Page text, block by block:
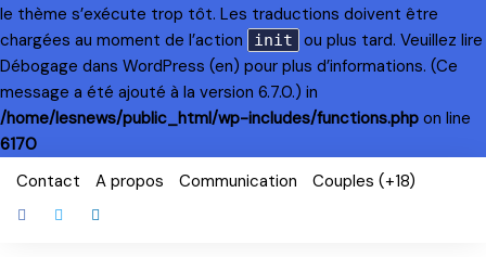
le thème s’exécute trop tôt. Les traductions doivent être
chargées au moment de l’action
init
ou plus tard. Veuillez lire
Débogage dans WordPress (en) pour plus d’informations. (Ce
message a été ajouté à la version 6.7.0.) in
/home/lesnews/public_html/wp-includes/functions.php on line
6170
Skip
content
Contact A propos Communication Couples (+18)